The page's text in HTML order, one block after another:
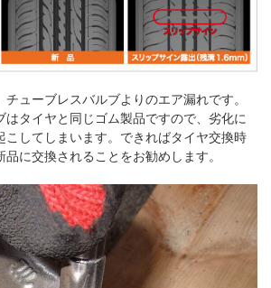
ューブレスバルブよりのエア漏れです。
はタイヤと同じゴム製品ですので、劣化に
こしてしまいます。できればタイヤ交換時
に交換されることをお勧めします。